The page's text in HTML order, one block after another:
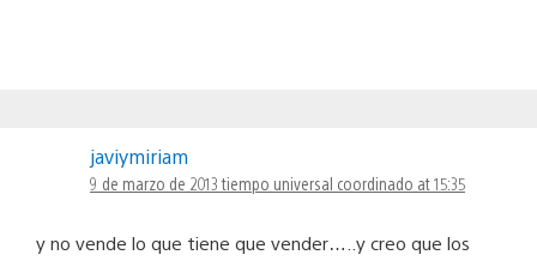
javiymiriam
9 de marzo de 2013 tiempo universal coordinado at 15:35
y no vende lo que tiene que vender…..y creo que los